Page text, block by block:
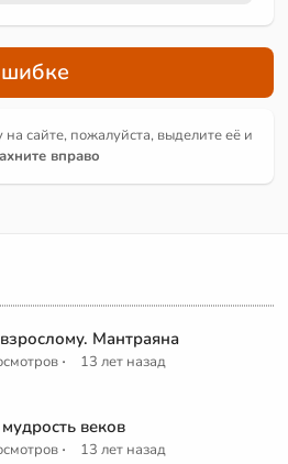
сайте, пожалуйста, выделите её и
вправо
Мантраяна
· 13 лет назад
веков
· 13 лет назад